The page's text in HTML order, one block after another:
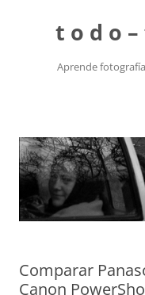
t o d o
Aprende
Comparar
Canon